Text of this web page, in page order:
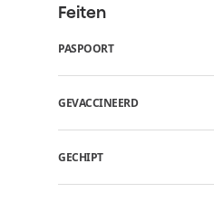
Feiten
PASPOORT
GEVACCINEERD
GECHIPT